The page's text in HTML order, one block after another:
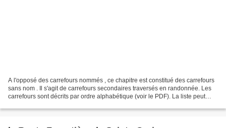
A l'opposé des carrefours nommés , ce chapitre est constitué des carrefours
sans nom . Il s'agit de carrefours secondaires traversés en randonnée. Les
carrefours sont décrits par ordre alphabétique (voir le PDF). La liste peut